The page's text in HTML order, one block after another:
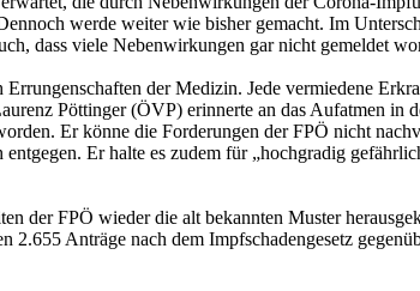
werde weiter wie bisher gemacht. Im
dass viele Nebenwirkungen gar nicht gemeldet
der Medizin. Jede vermiedene
Pöttinger (ÖVP) erinnerte an das Aufatmen in
Er könne die Forderungen der FPÖ nicht
Er halte es zudem für „hochgradig
der FPÖ wieder die alt bekannten Muster
Anträge nach dem Impfschadengesetz